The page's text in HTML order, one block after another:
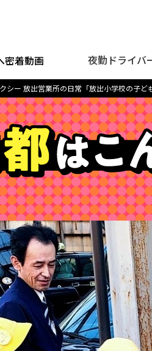
密着動画 夜勤ドライバ
シー 放出営業所の日常「放出小学校の子ど